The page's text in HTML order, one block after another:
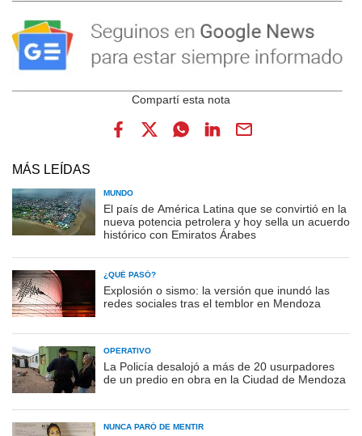
MÁS LEÍDAS
MUNDO
El país de América Latina que se convirtió en la
nueva potencia petrolera y hoy sella un acuerdo
histórico con Emiratos Árabes
¿QUÉ PASÓ?
Explosión o sismo: la versión que inundó las
redes sociales tras el temblor en Mendoza
OPERATIVO
La Policía desalojó a más de 20 usurpadores
de un predio en obra en la Ciudad de Mendoza
NUNCA PARÓ DE MENTIR